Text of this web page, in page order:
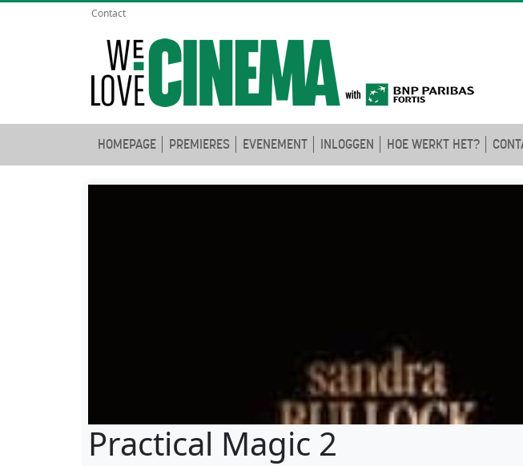
Contact
HOMEPAGE PREMIERES EVENEMENT INLOGGEN HOE WERKT HET?
Practical Magic 2